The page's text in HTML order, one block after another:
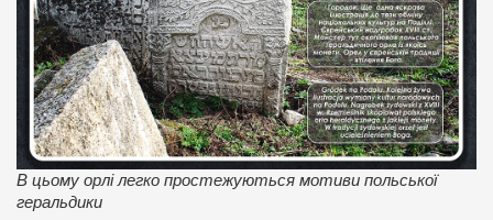
В цьому орлі легко простежуються мотиви польської
геральдики